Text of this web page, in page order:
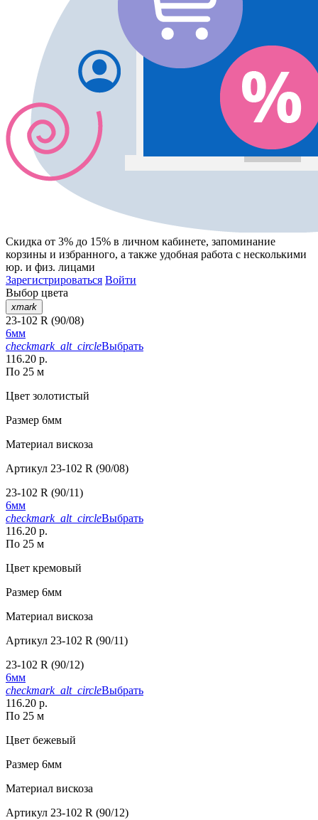
Скидка от 3% до 15% в личном кабинете, запоминание
корзины и избранного, а также удобная работа с несколькими
юр. и физ. лицами
Зарегистрироваться Войти
Выбор цвета
xmark
23-102 R (90/08)
6мм
checkmark_alt_circleВыбрать
116.20 р.
По 25 м
Цвет золотистый
Размер 6мм
Материал вискоза
Артикул 23-102 R (90/08)
23-102 R (90/11)
6мм
checkmark_alt_circleВыбрать
116.20 р.
По 25 м
Цвет кремовый
Размер 6мм
Материал вискоза
Артикул 23-102 R (90/11)
23-102 R (90/12)
6мм
checkmark_alt_circleВыбрать
116.20 р.
По 25 м
Цвет бежевый
Размер 6мм
Материал вискоза
Артикул 23-102 R (90/12)